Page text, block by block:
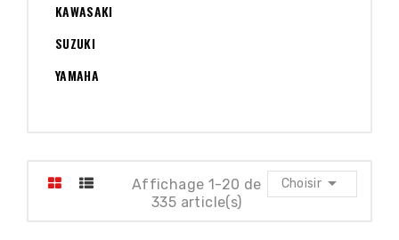
KAWASAKI
SUZUKI
YAMAHA
Choisir 
Affichage 1-20 de
335 article(s)